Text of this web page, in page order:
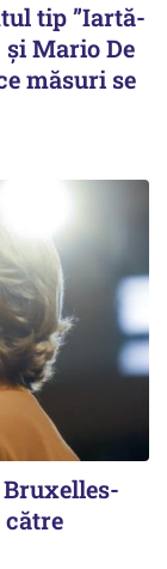
tip ”Iartă-
și Mario De
măsuri se
Bruxelles-